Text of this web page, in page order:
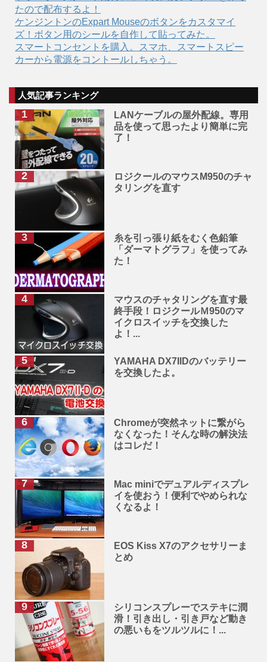
たので配布するよ！
ケンジントンのExpart Mouseのボタンをカスタマイ
ズ！ボタン用のシールを自作して貼ってみた。
スマートコンセントを購入。スマホ、スマートスピー
カーから電源をコントールしちゃう。
人気記事ランキング
LANケーブルの屋外配線。専用
品を使って思ったより簡単に完
了！
ロジクールのマウスM950のチャ
タリングを直す
糸を引っ張り紙をむく色鉛筆
「ダーマトグラフ」を使ってみ
た！
マウスのチャタリングを直す最
終手段！ロジクールＭ950のマ
イクロスイッチを交換した
よ！...
YAMAHA DX7IIDのバッテリー
を交換したよ。
Chromeが突然ネットに繋がら
なくなった！そんな時の解決法
はコレだ！
Mac miniでデュアルディスプレ
イを使おう！便利でやめられな
くなるよ！
EOS Kiss X7のアクセサリーま
とめ
シリコンスプレーでステキに潤
滑！引き出し・引き戸など動き
の悪いもをツルツルに！...